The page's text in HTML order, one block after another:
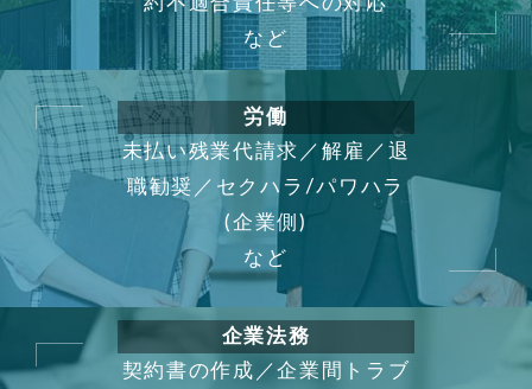
など
労働
未払い残業代請求／解雇／退
職勧奨／セクハラ/パワハラ
(企業側)
など
企業法務
契約書の作成／企業間トラブ